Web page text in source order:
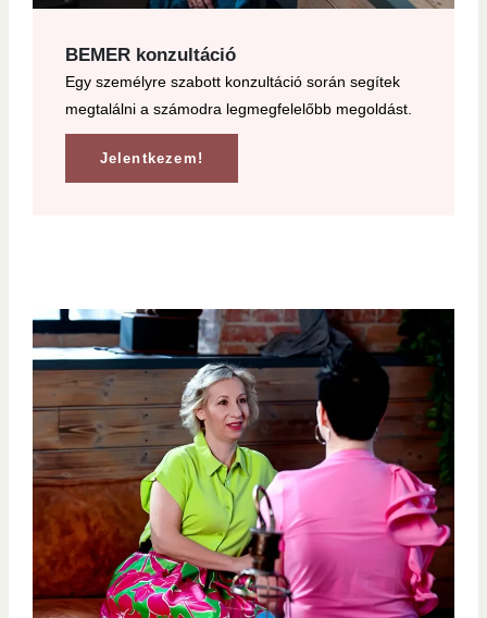
BEMER konzultáció
Egy személyre szabott konzultáció során segítek
megtalálni a számodra legmegfelelőbb megoldást.
Jelentkezem!